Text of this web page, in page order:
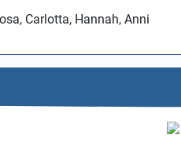
Carlotta, Hannah, Anni